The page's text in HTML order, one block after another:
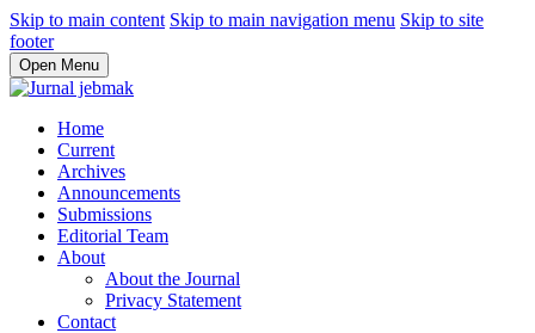
Skip to main content Skip to main navigation menu Skip to site
footer
Open Menu
Home
Current
Archives
Announcements
Submissions
Editorial Team
About
About the Journal
Privacy Statement
Contact